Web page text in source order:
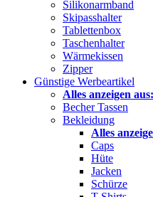
Silikonarmband
Skipasshalter
Tablettenbox
Taschenhalter
Wärmekissen
Zipper
Günstige Werbeartikel
Alles anzeigen aus:
Becher Tassen
Bekleidung
Alles
Caps
Hüte
Jacken
Schürze